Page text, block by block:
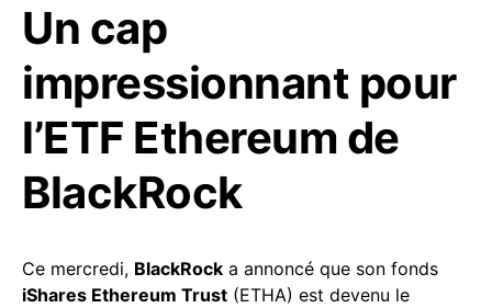
Un cap
impressionnant pour
l’ETF Ethereum de
BlackRock
Ce mercredi, BlackRock a annoncé que son fonds
iShares Ethereum Trust (ETHA) est devenu le